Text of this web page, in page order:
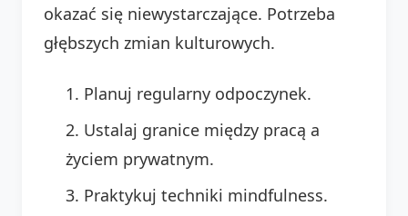
okazać się niewystarczające. Potrzeba
głębszych zmian kulturowych.
Planuj regularny odpoczynek.
Ustalaj granice między pracą a
życiem prywatnym.
Praktykuj techniki mindfulness.